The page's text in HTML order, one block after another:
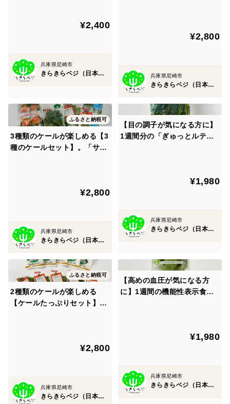
例えばケールでは、固い、苦い、というイメージを持た
れがちですが、長年の試行錯誤の結果、私たちのケール
た。
また、植物工場とは別に研究開発用のプラントを持って
いることも私たちの強みです。
これまでに350品目以上の野菜の栽培実績があり、皆様
にお届けできる野菜を日々研究中です。
さらに自社で栄養成分を分析できる設備もあるため、栄
「葉野菜の女王」とも呼ばれる、スーパーフードで
す。特にビタミンCなどを多く含みます。
・機能性表示食品「ぎゅっとルテイン きらきらケー
ル」
こちらもケールの一種です。ルテインという成分を豊
植物工場野菜としては日本初となる機能性表示食品で
サラダケール同様、生でもおいしく食べていただけま
すが、加熱しても栄養成分はそのままにおいしくいただ
けますよ。
¥2,400
兵庫県尼崎市
きらきらベジ（日本山村硝子）
¥2,800
兵庫県尼崎市
きらきらベジ（日本山村硝子）
ふるさと納税可
3種類のケールが楽しめる【3
種のケールセット】。「サラ
きらケール」各３パックの全
¥2,800
兵庫県尼崎市
きらきらベジ（日本山村硝子）
【目の調子が気になる方に】
1週間分の「ぎゅっとルテイ
¥1,980
兵庫県尼崎市
きらきらベジ（日本山村硝子）
ふるさと納税可
2種類のケールが楽しめる
【ケールたっぷりセット】。
¥2,800
兵庫県尼崎市
きらきらベジ（日本山村硝子）
【高めの血圧が気になる方
に】1週間の機能性表示食品
¥1,980
兵庫県尼崎市
きらきらベジ（日本山村硝子）